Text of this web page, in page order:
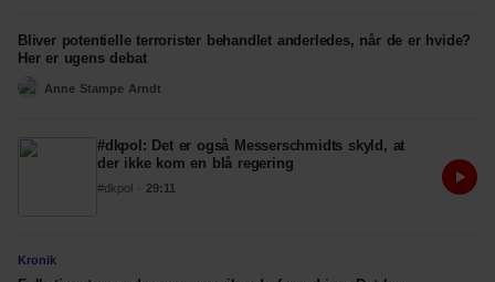
Bliver potentielle terrorister behandlet anderledes, når de er hvide?
Her er ugens debat
Anne Stampe Arndt
#dkpol: Det er også Messerschmidts skyld, at
der ikke kom en blå regering
#dkpol · 29:11
Kronik